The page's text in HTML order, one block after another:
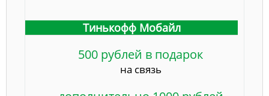
Тинькофф Мобайл
500 рублей в подарок
на связь